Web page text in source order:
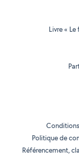
Livre «
Politique de
Référencement,